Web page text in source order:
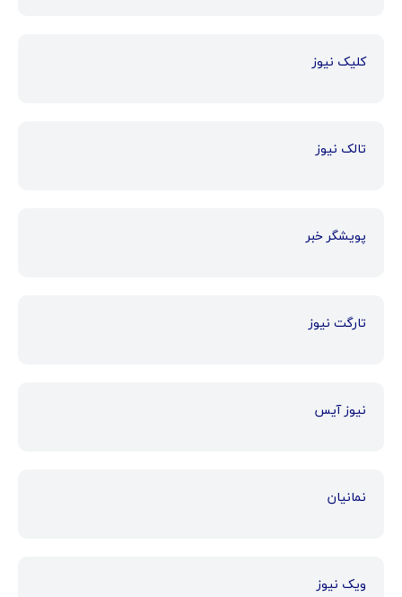
کلیک نیوز
تالک نیوز
پویشگر خبر
تارگت نیوز
نیوز آیس
نمانیان
ویک نیوز